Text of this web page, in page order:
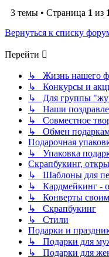
3 темы • Страница 1 из 1
Вернуться к списку
Перейти
↳ Жизнь нашего
↳ Конкурсы и
↳ Для группы
↳ Наши
↳ Совместное
↳ Обмен
Подарочная
↳ Упаковка
Скрапбукинг,
↳ Шаблоны для
↳ Кардмейкинг -
↳ Конверты
↳ Скрапбукинг
↳ Стили
Подарки и
↳ Подарки для
↳ Подарки для